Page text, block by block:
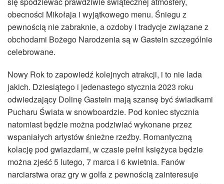
obecności Mikołaja i wyjątkowego menu. Śniegu z
pewnością nie zabraknie, a ozdoby i tradycje związane z
obchodami Bożego Narodzenia są w Gastein szczególnie
celebrowane.
Nowy Rok to zapowiedź kolejnych atrakcji, i to nie lada
jakich. Dziesiątego i jedenastego stycznia 2023 roku
odwiedzający Dolinę Gastein mają szansę być świadkami
Pucharu Świata w snowboardzie. Pod koniec stycznia
natomiast będzie można podziwiać wykonane przez
wspaniałych artystów śnieżne rzeźby. Romantyczną
kolację pod gwiazdami, w czasie pełni księżyca będzie
można zjeść 5 lutego, 7 marca i 6 kwietnia. Fanów
narciarstwa oraz gry w golfa z pewnością zainteresuje